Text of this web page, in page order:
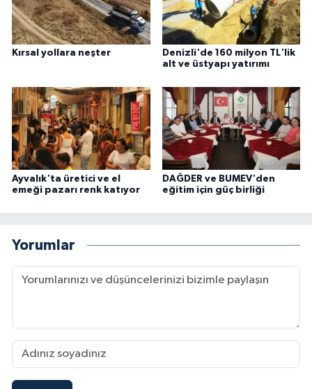
Kırsal yollara neşter
Denizli'de 160 milyon TL'lik
alt ve üstyapı yatırımı
Ayvalık'ta üretici ve el
emeği pazarı renk katıyor
DAĞDER ve BUMEV'den
eğitim için güç birliği
Yorumlar